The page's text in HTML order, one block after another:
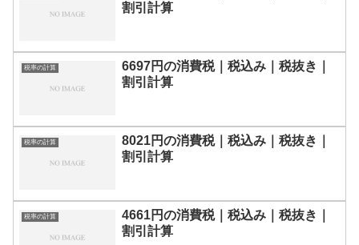
割引計算
税率の計算
6697円の消費税｜税込み｜税抜き｜
割引計算
税率の計算
8021円の消費税｜税込み｜税抜き｜
割引計算
税率の計算
4661円の消費税｜税込み｜税抜き｜
割引計算